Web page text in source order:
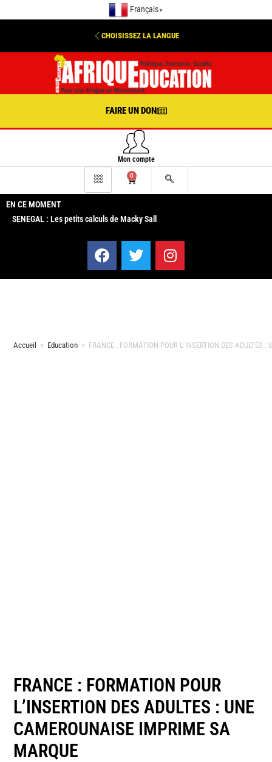
Français ▼
CHOISISSEZ LA LANGUE
FAIRE UN DON
Mon compte
0
EN CE MOMENT
SENEGAL : Les petits calculs de Macky Sall
Accueil > Education > FRANCE : FORMATION POUR L’INSERTION DES ADULTES
FRANCE : FORMATION POUR
L’INSERTION DES ADULTES : UNE
CAMEROUNAISE IMPRIME SA
MARQUE